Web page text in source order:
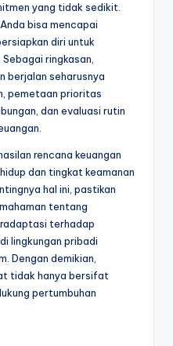
yang tidak sedikit.
bisa mencapai
diri untuk
ringkasan,
berjalan seharusnya
pemetaan prioritas
dan evaluasi rutin
rencana keuangan
dan tingkat keamanan
hal ini, pastikan
tentang
terhadap
lingkungan pribadi
Dengan demikian,
tidak hanya bersifat
pertumbuhan